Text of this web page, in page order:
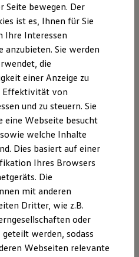
und Sicherheitssysteme
und Ölverdünnung
Lifestyle Produkte
Strom
Privatkunden
Gewerbekunden
der Elektrofahrzeuge
für Privatkunden
für Gewerbekunden
Webseite der
wir Sie über die
Daten durch
Ihrem Besuch unserer
Stelle:
Seite bewegen. Der
ist es, Ihnen für Sie
Ihre Interessen
anzubieten. Sie werden
die
einer Anzeige zu
Effektivität von
und zu steuern. Sie
eine Webseite besucht
welche Inhalte
Dies basiert auf einer
Ihres Browsers
Die
mit anderen
Dritter, wie z.B.
oder
werden, sodass
Webseiten relevante